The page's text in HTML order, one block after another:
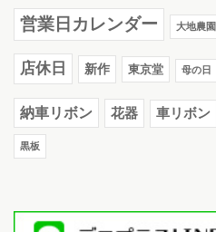
営業日カレンダー 大地農園
店休日 新作 東京堂 母の日
納車リボン 花器 車リボン
黒板